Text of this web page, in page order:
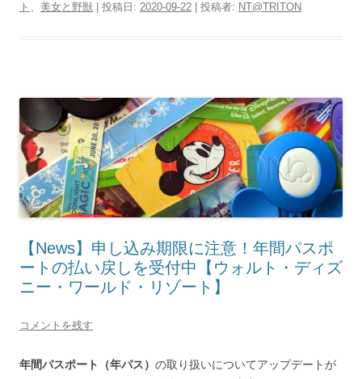
ト 、 美女と野獣 | 投稿日: 2020-09-22 投稿者: NT@TRITON
【News】申し込み期限に注意！年間パスポ
ートの払い戻しを受付中【ウォルト・ディズ
ニー・ワールド・リゾート】
コメントを残す
年間パスポート（年パス） の取り扱いについてアップデートが